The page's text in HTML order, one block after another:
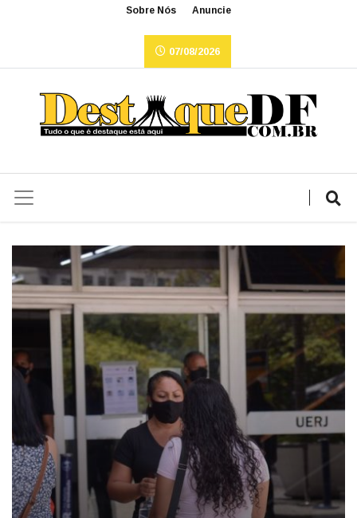
Sobre Nós Anuncie
07/08/2026